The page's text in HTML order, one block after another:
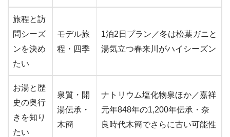
旅程と訪
問シーズ
ンを決め
たい
モデル旅
程・四季
1泊2日プラン／冬は松葉ガニと
湯気立つ春来川がハイシーズン
お湯と歴
史の奥行
きを知り
たい
泉質・開
湯伝承・
木簡
ナトリウム塩化物泉ほか／嘉祥
元年848年の1,200年伝承・奈
良時代木簡でさらに古い可能性